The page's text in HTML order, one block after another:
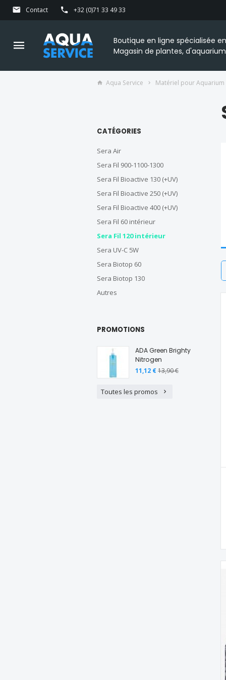
Contact +32 (0)71 33 49 33
Boutique en ligne spécialisée
Magasin de plantes,
Aqua Service Matériel pour Aquarium
CATÉGORIES
Sera Air
Sera Fil 900-1100-1300
Sera Fil Bioactive 130 (+UV)
Sera Fil Bioactive 250 (+UV)
Sera Fil Bioactive 400 (+UV)
Sera Fil 60 intérieur
Sera Fil 120 intérieur
Sera UV-C 5W
Sera Biotop 60
Sera Biotop 130
Autres
PROMOTIONS
ADA Green Brighty
Nitrogen
11,12 €13,90 €
Toutes les promos